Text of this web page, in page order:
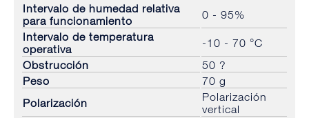
Intervalo de humedad relativa
para funcionamiento
0 - 95%
Intervalo de temperatura
operativa
-10 - 70 °C
Obstrucción
50 ?
Peso
70 g
Polarización
Polarización
vertical